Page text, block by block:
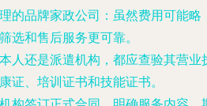
的品牌家政公司 ：虽然费用可能略
选和售后服务更可靠。
人还是派遣机构，都应查验其营业
证、培训证书和技能证书。